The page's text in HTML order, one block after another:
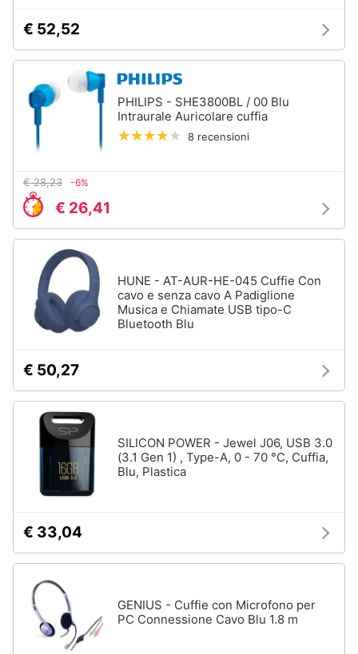
Clima
Arredo
Giardinaggio
Salute
e
igiene
Beauty
Prima
infanzia
Fotografia
Casalinghi
Abbigliamento
Sport
Animali
€ 52,52
PHILIPS - SHE3800BL / 00 Blu
Intraurale Auricolare cuffia
8 recensioni
€ 28,23 -6%
€ 26,41
HUNE - AT-AUR-HE-045 Cuffie Con
cavo e senza cavo A Padiglione
Musica e Chiamate USB tipo-C
Bluetooth Blu
€ 50,27
SILICON POWER - Jewel J06, USB 3.0
(3.1 Gen 1) , Type-A, 0 - 70 °C, Cuffia,
Blu, Plastica
€ 33,04
GENIUS - Cuffie con Microfono per
PC Connessione Cavo Blu 1.8 m